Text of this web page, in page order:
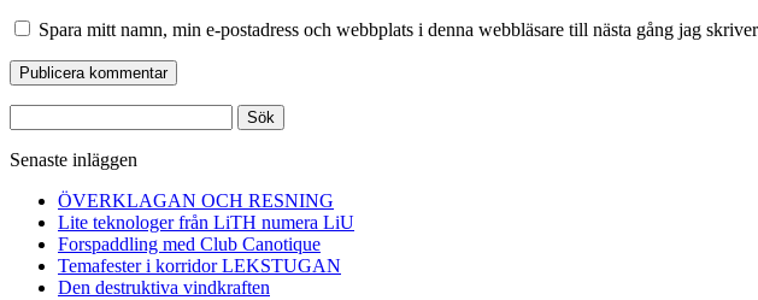
Spara mitt namn, min e-postadress och webbplats i denna webbläsare till nästa gång jag
efter:
Senaste inläggen
ÖVERKLAGAN OCH RESNING
Lite teknologer från LiTH numera LiU
Forspaddling med Club Canotique
Temafester i korridor LEKSTUGAN
Den destruktiva vindkraften